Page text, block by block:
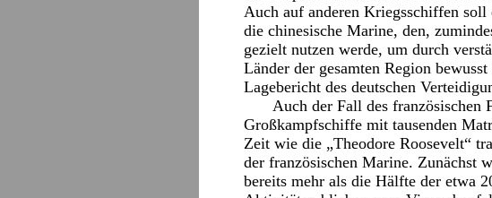
Auch auf anderen Kriegsschiffen soll
die chinesische Marine, den,
gezielt nutzen werde, um durch
Länder der gesamten Region
Lagebericht des deutschen
Auch der Fall des französischen
Großkampfschiffe mit tausenden
Zeit wie die „Theodore Roosevelt“
der französischen Marine. Zunächst
bereits mehr als die Hälfte der etwa